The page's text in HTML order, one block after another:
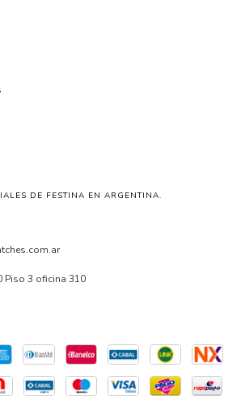
DE FESTINA EN ARGENTINA.
Piso 3 oficina 310